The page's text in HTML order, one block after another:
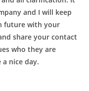
and I will keep
future with your
share your contact
who they are
nice day.